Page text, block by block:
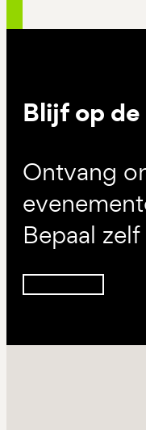
Blijf op
Ontvang
Bepaal